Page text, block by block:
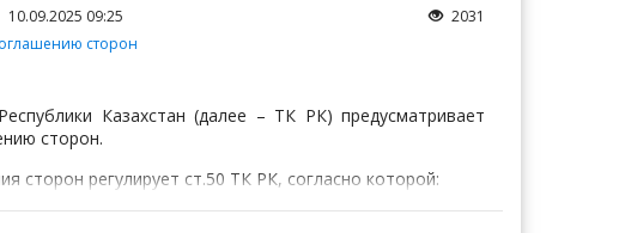
10.09.2025 09:25
2031
сторон
Казахстан (далее – ТК РК) предусматривает
сторон.
сторон регулирует ст.50 ТК РК, согласно которой: